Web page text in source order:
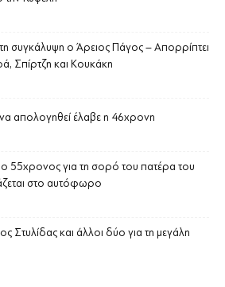
συγκάλυψη ο Άρειος Πάγος – Απορρίπτει
Σπίρτζη και Κουκάκη
απολογηθεί έλαβε η 46χρονη
55χρονος για τη σορό του πατέρα του
στο αυτόφωρο
Στυλίδας και άλλοι δύο για τη μεγάλη